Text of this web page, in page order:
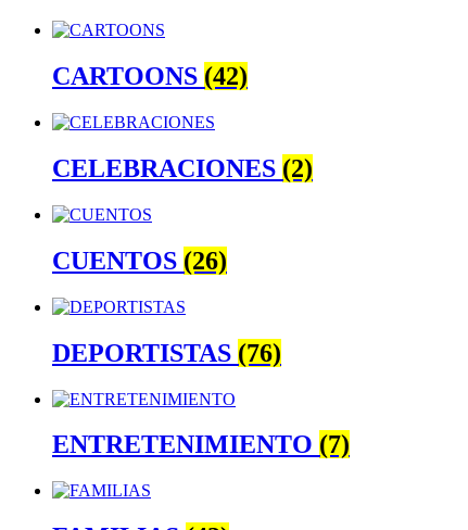
CARTOONS (42)
CELEBRACIONES (2)
CUENTOS (26)
DEPORTISTAS (76)
ENTRETENIMIENTO (7)